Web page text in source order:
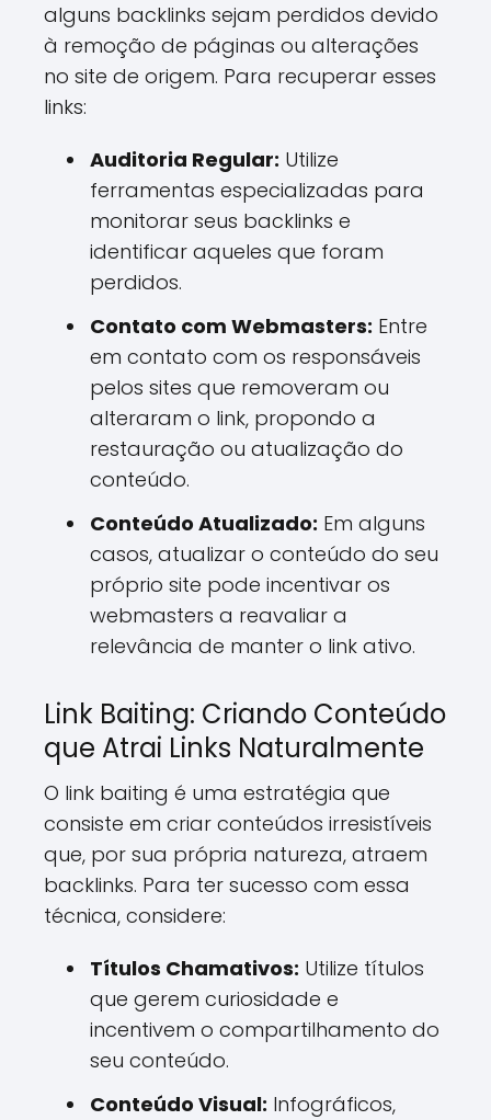
alguns backlinks sejam perdidos devido
à remoção de páginas ou alterações
no site de origem. Para recuperar esses
links:
Auditoria Regular: Utilize
ferramentas especializadas para
monitorar seus backlinks e
identificar aqueles que foram
perdidos.
Contato com Webmasters: Entre
em contato com os responsáveis
pelos sites que removeram ou
alteraram o link, propondo a
restauração ou atualização do
conteúdo.
Conteúdo Atualizado: Em alguns
casos, atualizar o conteúdo do seu
próprio site pode incentivar os
webmasters a reavaliar a
relevância de manter o link ativo.
Link Baiting: Criando Conteúdo
que Atrai Links Naturalmente
O link baiting é uma estratégia que
consiste em criar conteúdos irresistíveis
que, por sua própria natureza, atraem
backlinks. Para ter sucesso com essa
técnica, considere:
Títulos Chamativos: Utilize títulos
que gerem curiosidade e
incentivem o compartilhamento do
seu conteúdo.
Conteúdo Visual: Infográficos,